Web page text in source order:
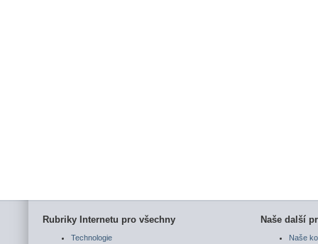
Rubriky Internetu pro všechny
Technologie
Naše další
Naše